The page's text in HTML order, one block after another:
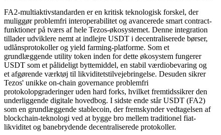
FA2-multiaktivstandarden er en kritisk teknologisk forskel, der
muliggør problemfri interoperabilitet og avancerede smart contract-
funktioner på tværs af hele Tezos-økosystemet. Denne integration
tillader udviklere nemt at indlejre USDT i decentraliserede børser,
udlånsprotokoller og yield farming-platforme. Som et
grundlæggende utility token inden for dette økosystem fungerer
USDT som et pålideligt byttemiddel, en stabil værdiobevaring og
et afgørende værktøj til likviditetstilvejebringelse. Desuden sikrer
Tezos' unikke on-chain governance problemfri
protokolopgraderinger uden hard forks, hvilket fremtidssikrer den
underliggende digitale hovedbog. I sidste ende står USDT (FA2)
som en grundlæggende stablecoin, der fremskynder vedtagelsen af
blockchain-teknologi ved at bygge bro mellem traditionel fiat-
likviditet og banebrydende decentraliserede protokoller.